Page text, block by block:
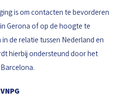
is om contacten te bevorderen
Gerona of op de hoogte te
de relatie tussen Nederland en
hierbij ondersteund door het